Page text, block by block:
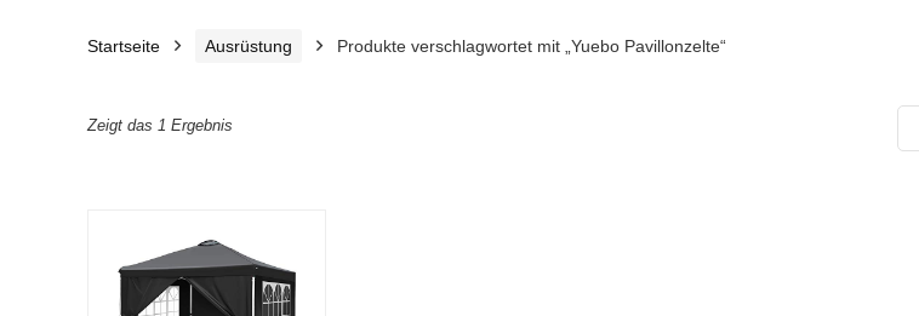
Startseite Ausrüstung Produkte verschlagwortet mit „Yuebo Pavillonzelte“
Zeigt das 1 Ergebnis